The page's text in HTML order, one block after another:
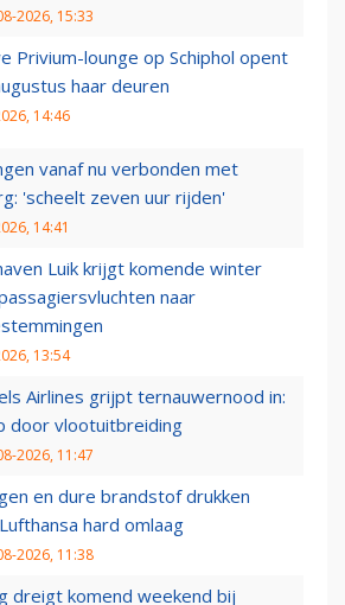
2026, 15:33
Privium-lounge op Schiphol opent
haar deuren
14:46
vanaf nu verbonden met
'scheelt zeven uur rijden'
14:41
Luik krijgt komende winter
naar
13:54
Airlines grijpt ternauwernood in:
door vlootuitbreiding
2026, 11:47
en dure brandstof drukken
hard omlaag
2026, 11:38
dreigt komend weekend bij